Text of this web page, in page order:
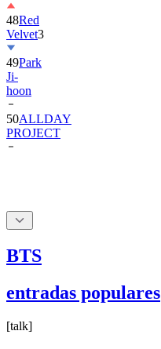
48Red
Velvet3
49Park
Ji-
hoon
50ALLDAY
PROJECT
BTS
entradas populares
[talk]